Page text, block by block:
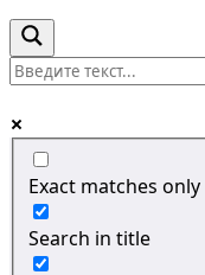
Exact matches only
Search in title